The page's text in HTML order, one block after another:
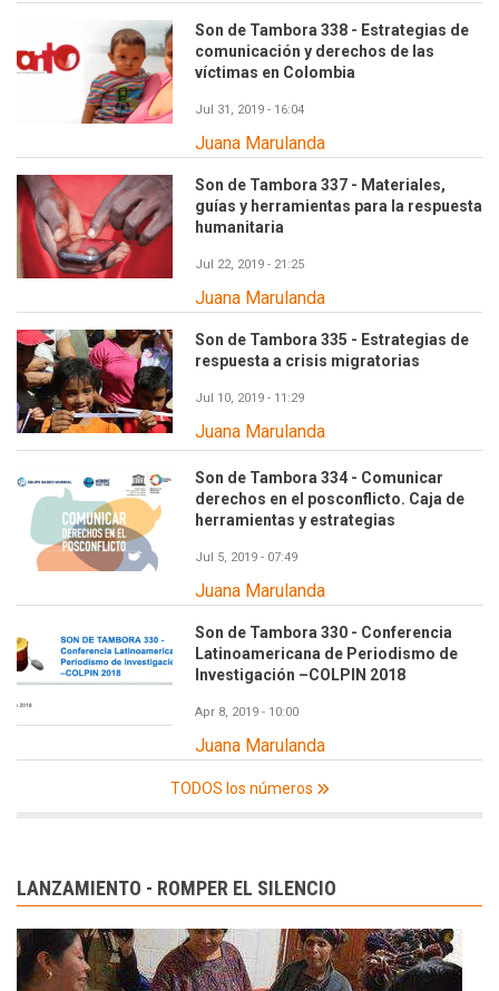
Son de Tambora 338 - Estrategias de
comunicación y derechos de las
víctimas en Colombia
Jul 31, 2019 - 16:04
Juana Marulanda
Son de Tambora 337 - Materiales,
guías y herramientas para la respuesta
humanitaria
Jul 22, 2019 - 21:25
Juana Marulanda
Son de Tambora 335 - Estrategias de
respuesta a crisis migratorias
Jul 10, 2019 - 11:29
Juana Marulanda
Son de Tambora 334 - Comunicar
derechos en el posconflicto. Caja de
herramientas y estrategias
Jul 5, 2019 - 07:49
Juana Marulanda
Son de Tambora 330 - Conferencia
Latinoamericana de Periodismo de
Investigación –COLPIN 2018
Apr 8, 2019 - 10:00
Juana Marulanda
TODOS los números
LANZAMIENTO - ROMPER EL SILENCIO